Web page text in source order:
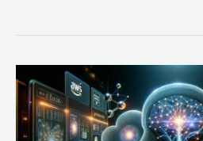
um
com
AWS